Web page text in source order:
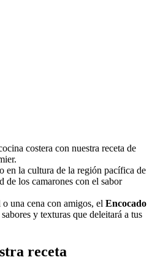
costera con nuestra receta de
en la cultura de la región pacífica de
de los camarones con el sabor
una cena con amigos, el Encocado
y texturas que deleitará a tus
receta